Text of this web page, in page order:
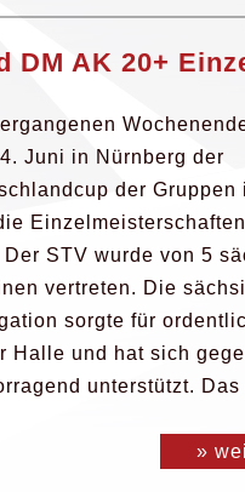
DM AK 20+
Juni in Nürnberg der
der Gruppen
Der STV wurde von 5
vertreten. Die
sorgte für
Halle und hat sich
unterstützt. Das
»